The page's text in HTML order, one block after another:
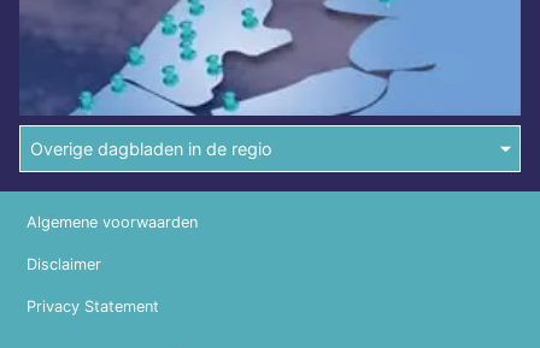
Overige dagbladen in de regio
Algemene voorwaarden
Disclaimer
Privacy Statement